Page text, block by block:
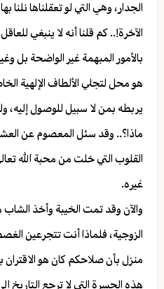
الجدار، وهي التي لو تعقلناها نلنا
الآخرة!.. كم قلنا أنه لا ينبغي
بالأمور المبهمة غير الواضحة بل
هو محل لتجلي الألطاف الإلهية
يربطه بمن لا سبيل للوصول إليه،
ماذا؟.. وقد سئل المعصوم عن
القلوب التي خلت من محبة الله
غيره.
والآن وقد تمت الخيبة وأخذ الشاب
الزوجية، فلماذا أنت تتجرعين
منزل بأن صلاحكم كان هو
هذه الحسرة التي لا ترجع التاريخ